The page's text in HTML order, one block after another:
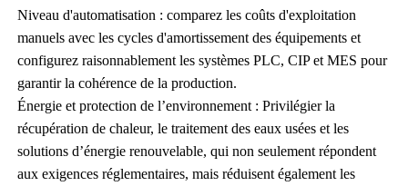
Niveau d'automatisation : comparez les coûts d'exploitation
manuels avec les cycles d'amortissement des équipements et
configurez raisonnablement les systèmes PLC, CIP et MES pour
garantir la cohérence de la production.
Énergie et protection de l’environnement : Privilégier la
récupération de chaleur, le traitement des eaux usées et les
solutions d’énergie renouvelable, qui non seulement répondent
aux exigences réglementaires, mais réduisent également les